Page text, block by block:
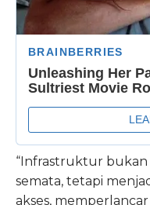
“Infrastruktur
semata, tetapi
akses,